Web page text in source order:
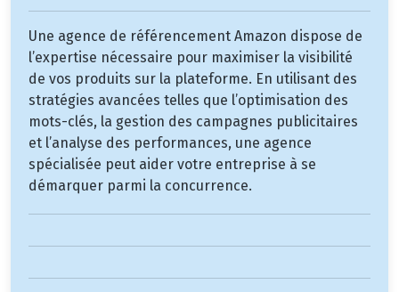
Une agence de référencement Amazon dispose de
l’expertise nécessaire pour maximiser la visibilité
de vos produits sur la plateforme. En utilisant des
stratégies avancées telles que l’optimisation des
mots-clés, la gestion des campagnes publicitaires
et l’analyse des performances, une agence
spécialisée peut aider votre entreprise à se
démarquer parmi la concurrence.